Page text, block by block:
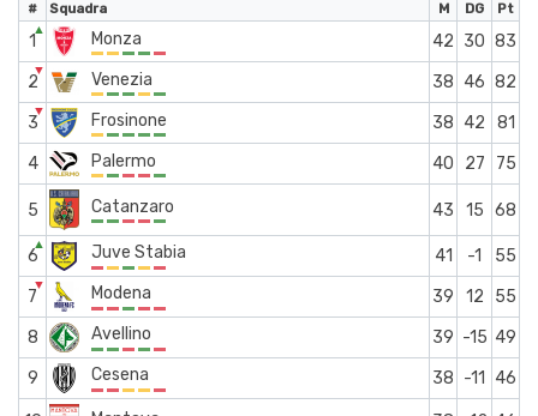
# Squadra M DG Pt
1
▲ Monza 42 30 83
2
▼ Venezia 38 46 82
3
▼ Frosinone 38 42
81
4
Palermo 40 27 75
5 Catanzaro 43 15 68
6
▲ Juve Stabia 41 -1
55
7
▼ Modena 39 12
55
8
Avellino 39 -15 49
9
Cesena 38 -11 46